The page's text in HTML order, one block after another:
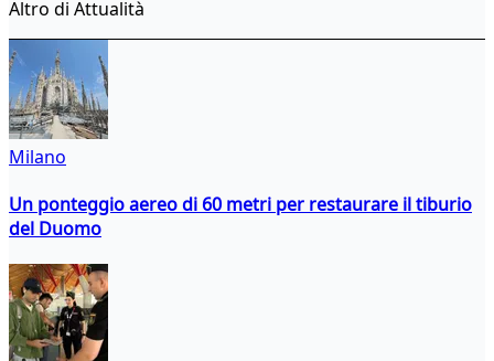
Altro di Attualità
Milano
Un ponteggio aereo di 60 metri per restaurare il tiburio
del Duomo